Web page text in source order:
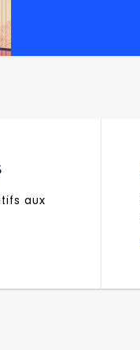
aux